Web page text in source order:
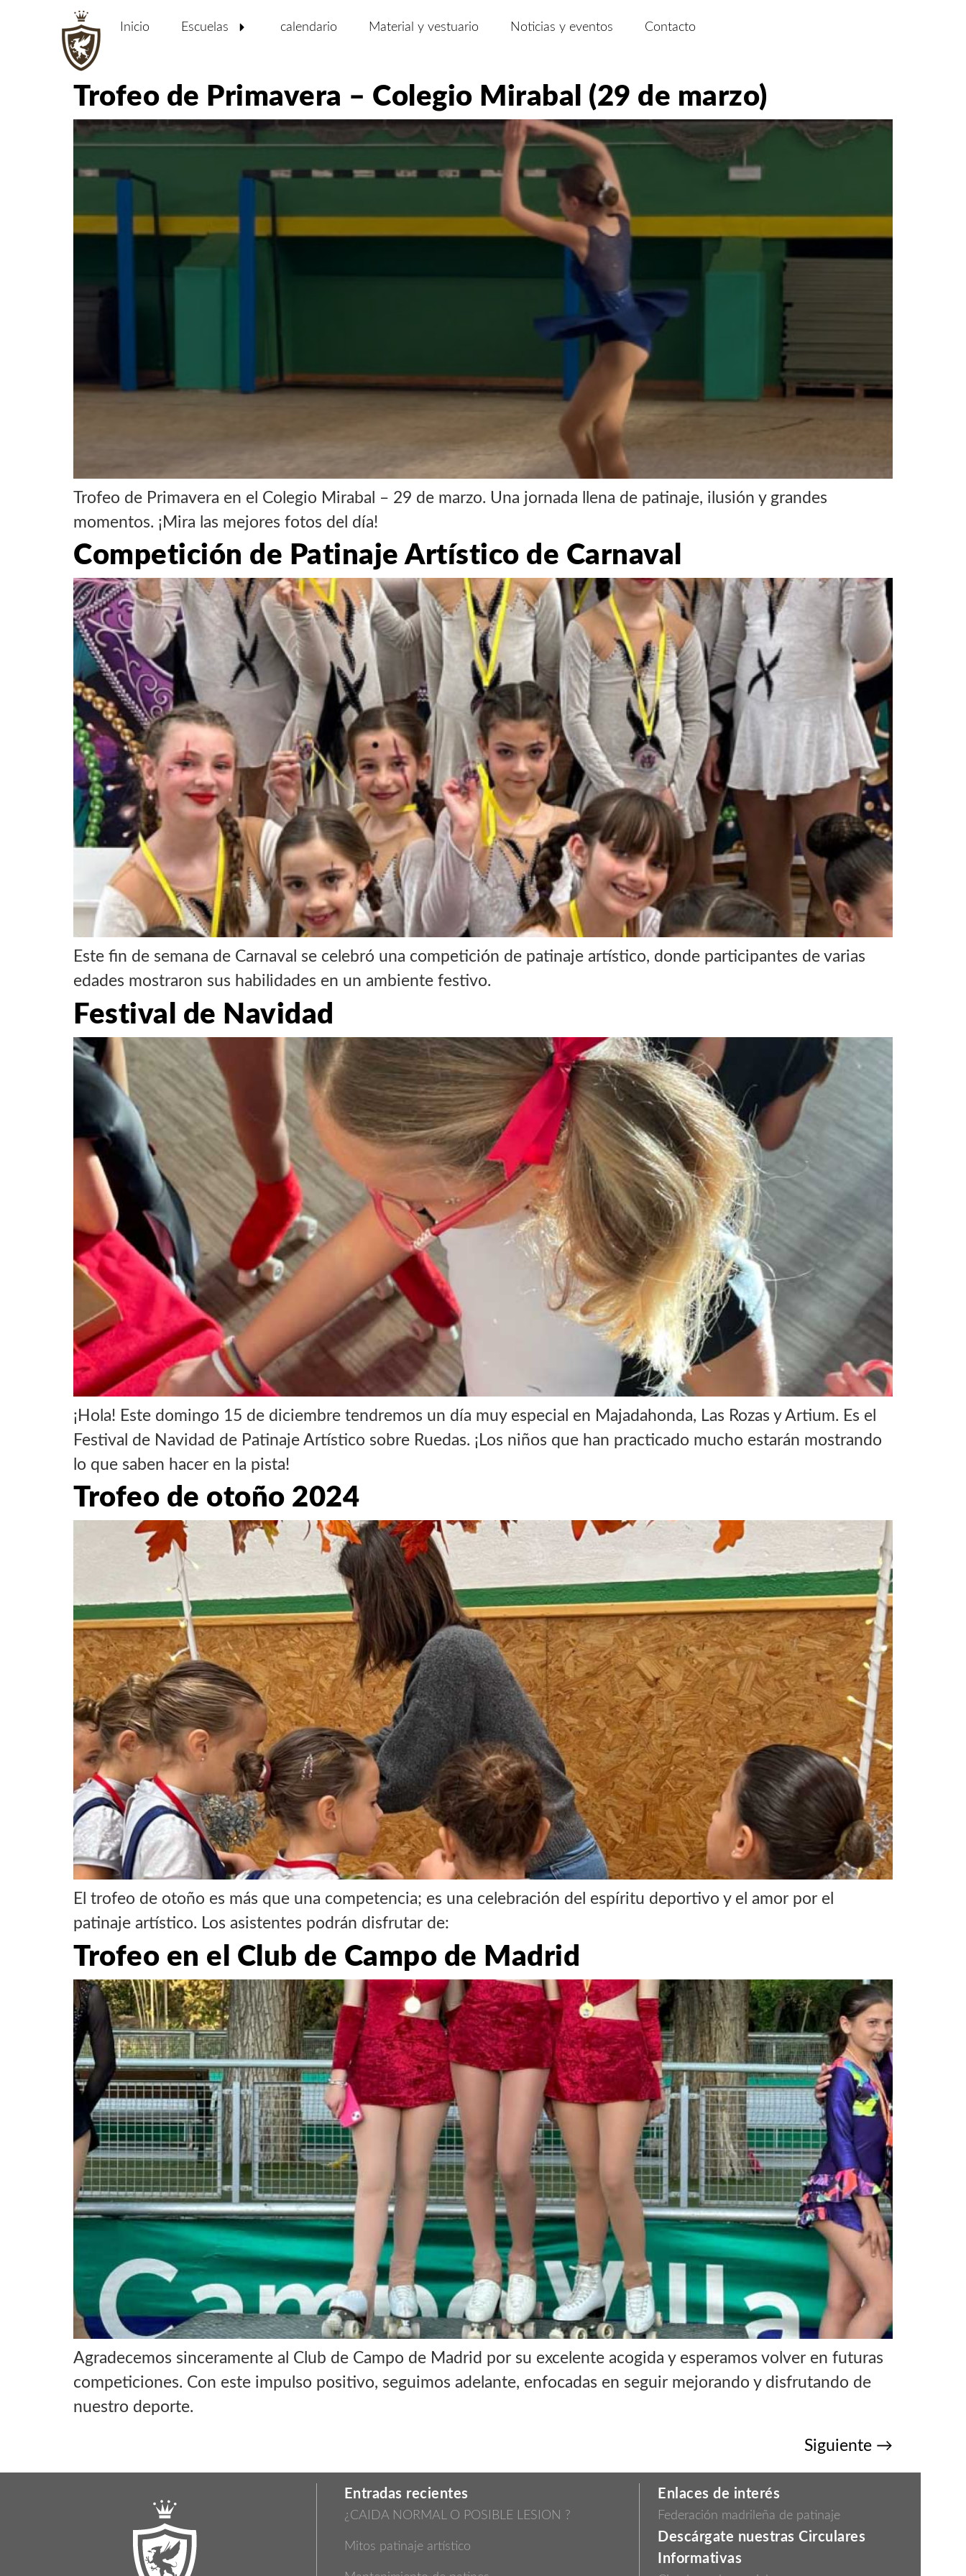
Inicio Escuelas calendario Material y vestuario Noticias y eventos Contacto
Trofeo de Primavera – Colegio Mirabal (29 de marzo)
Trofeo de Primavera en el Colegio Mirabal – 29 de marzo. Una jornada llena de patinaje, ilusión y grandes
momentos. ¡Mira las mejores fotos del día!
Competición de Patinaje Artístico de Carnaval
Este fin de semana de Carnaval se celebró una competición de patinaje artístico, donde participantes de varias
edades mostraron sus habilidades en un ambiente festivo.
Festival de Navidad
¡Hola! Este domingo 15 de diciembre tendremos un día muy especial en Majadahonda, Las Rozas y Artium. Es el
Festival de Navidad de Patinaje Artístico sobre Ruedas. ¡Los niños que han practicado mucho estarán mostrando
lo que saben hacer en la pista!
Trofeo de otoño 2024
El trofeo de otoño es más que una competencia; es una celebración del espíritu deportivo y el amor por el
patinaje artístico. Los asistentes podrán disfrutar de:
Trofeo en el Club de Campo de Madrid
Agradecemos sinceramente al Club de Campo de Madrid por su excelente acogida y esperamos volver en futuras
competiciones. Con este impulso positivo, seguimos adelante, enfocadas en seguir mejorando y disfrutando de
nuestro deporte.
Siguiente →
Entradas recientes
¿CAIDA NORMAL O POSIBLE LESION ?
Mitos patinaje artístico
Enlaces de interés
Federación madrileña de patinaje
Descárgate nuestras Circulares
Informativas